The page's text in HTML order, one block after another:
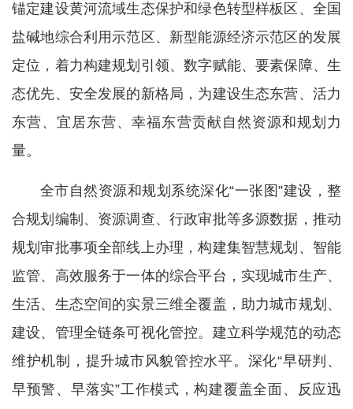
锚定建设黄河流域生态保护和绿色转型样板区、全国
盐碱地综合利用示范区、新型能源经济示范区的发展
定位，着力构建规划引领、数字赋能、要素保障、生
态优先、安全发展的新格局，为建设生态东营、活力
东营、宜居东营、幸福东营贡献自然资源和规划力
量。
全市自然资源和规划系统深化“一张图”建设，整
合规划编制、资源调查、行政审批等多源数据，推动
规划审批事项全部线上办理，构建集智慧规划、智能
监管、高效服务于一体的综合平台，实现城市生产、
生活、生态空间的实景三维全覆盖，助力城市规划、
建设、管理全链条可视化管控。建立科学规范的动态
维护机制，提升城市风貌管控水平。深化“早研判、
早预警、早落实”工作模式，构建覆盖全面、反应迅